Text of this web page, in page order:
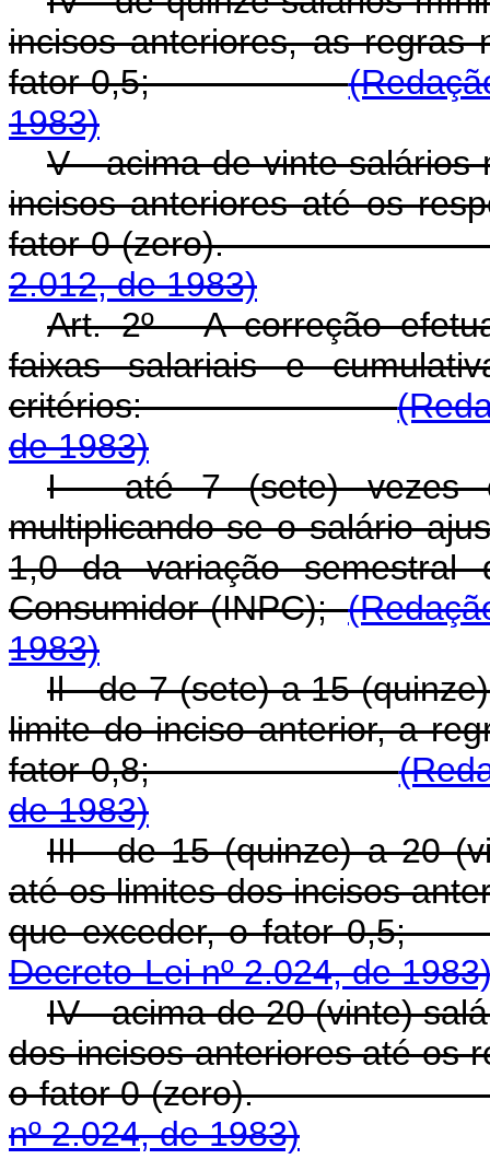
incisos anteriores, as regras
fator 0,5;
1983)
V - acima de vinte salários
incisos anteriores até os
fator 0
2.012, de 1983)
Art. 2º - A correção
faixas salariais e
critérios:
de 1983)
I - até 7 (sete) vezes
multiplicando-se o salário
1,0 da variação semestral
Consumidor (INPC);
1983)
Il - de 7 (sete) a 15
limite do inciso anterior, a
fator 0,8;
de 1983)
III - de 15 (quinze) a 20
até os limites dos incisos
que exceder, o
Decreto-Lei nº 2.024, de
IV - acima de 20 (vinte)
dos incisos anteriores até os
o fator 0
nº 2.024, de 1983)